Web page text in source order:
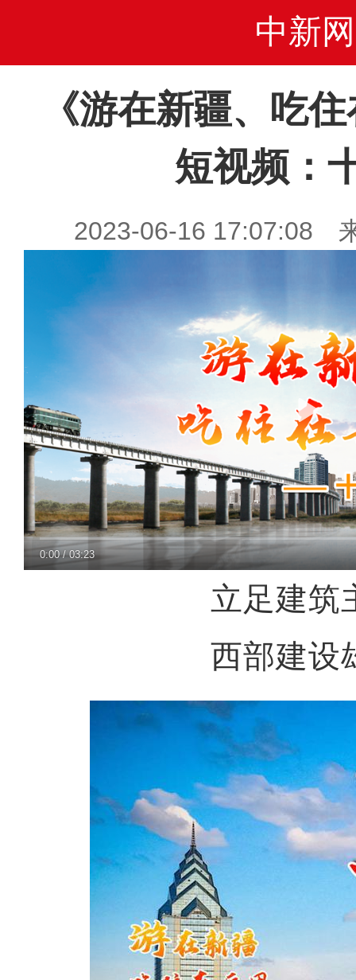
中新网
《游在新疆、吃
短视频：
2023-06-16 17:07:08
0:00/03:23
立足建筑
西部建设